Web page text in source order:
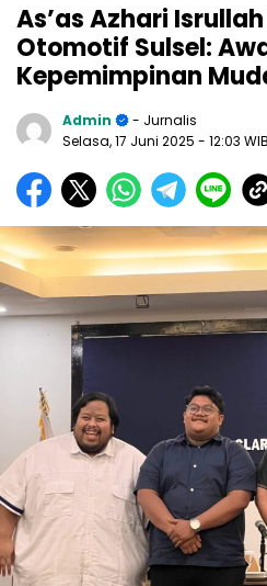
As’as Azhari
Otomotif Sulsel:
Kepemimpinan
Admin
- Jurnalis
Selasa, 17 Juni 2025 - 12:03 WIB